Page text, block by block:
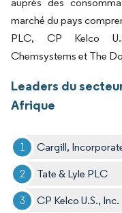
marché du pays
PLC, CP Kelco
Chemsystems et The
Leaders du
Afrique
Cargill,
Tate & Lyle PLC
CP Kelco U.S., Inc.